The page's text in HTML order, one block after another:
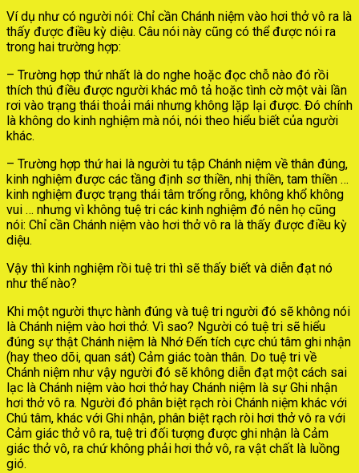
Ví dụ như có người nói: Chỉ cần Chánh niệm vào hơi thở vô ra là
thấy được điều kỳ diệu. Câu nói này cũng có thể được nói ra
trong hai trường hợp:
– Trường hợp thứ nhất là do nghe hoặc đọc chỗ nào đó rồi
thích thú điều được người khác mô tả hoặc tình cờ một vài lần
rơi vào trạng thái thoải mái nhưng không lặp lại được. Đó chính
là không do kinh nghiệm mà nói, nói theo hiểu biết của người
khác.
– Trường hợp thứ hai là người tu tập Chánh niệm về thân đúng,
kinh nghiệm được các tầng định sơ thiền, nhị thiền, tam thiền …
kinh nghiệm được trạng thái tâm trống rỗng, không khổ không
vui … nhưng vì không tuệ tri các kinh nghiệm đó nên họ cũng
nói: Chỉ cần Chánh niệm vào hơi thở vô ra là thấy được điều kỳ
diệu.
Vậy thì kinh nghiệm rồi tuệ tri thì sẽ thấy biết và diễn đạt nó
như thế nào?
Khi một người thực hành đúng và tuệ tri người đó sẽ không nói
là Chánh niệm vào hơi thở. Vì sao? Người có tuệ tri sẽ hiểu
đúng sự thật Chánh niệm là Nhớ Đến tích cực chú tâm ghi nhận
(hay theo dõi, quan sát) Cảm giác toàn thân. Do tuệ tri về
Chánh niệm như vậy người đó sẽ không diễn đạt một cách sai
lạc là Chánh niệm vào hơi thở hay Chánh niệm là sự Ghi nhận
hơi thở vô ra. Người đó phân biệt rạch ròi Chánh niệm khác với
Chú tâm, khác với Ghi nhận, phân biệt rạch ròi hơi thở vô ra với
Cảm giác thở vô ra, tuệ tri đối tượng được ghi nhận là Cảm
giác thở vô, ra chứ không phải hơi thở vô, ra vật chất là luồng
gió.